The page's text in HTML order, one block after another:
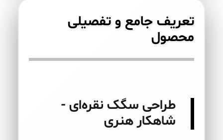
تعریف جامع و تفصیلی
محصول
طراحی سگک نقره‌ای -
شاهکار هنری